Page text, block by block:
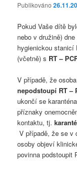
Publikováno
Pokud Vaše dítě
nebo v družině)
hygienickou stanicí
(včetně) s RT –
V případě, že
nepodstoupí RT –
ukončí se
příznaky
kontaktu, tj.
V případě, že se v
osoby objeví
povinna podstoupit